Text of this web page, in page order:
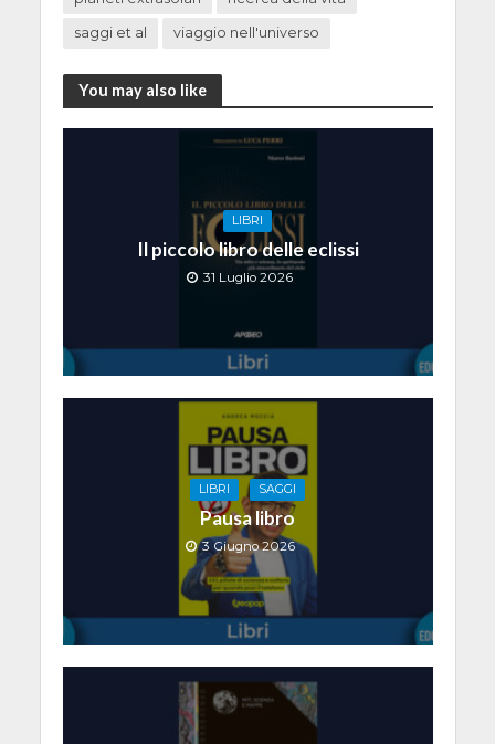
saggi et al viaggio nell'universo
You may also like
LIBRI
Il piccolo libro delle eclissi
31 Luglio 2026
LIBRI SAGGI
Pausa libro
3 Giugno 2026